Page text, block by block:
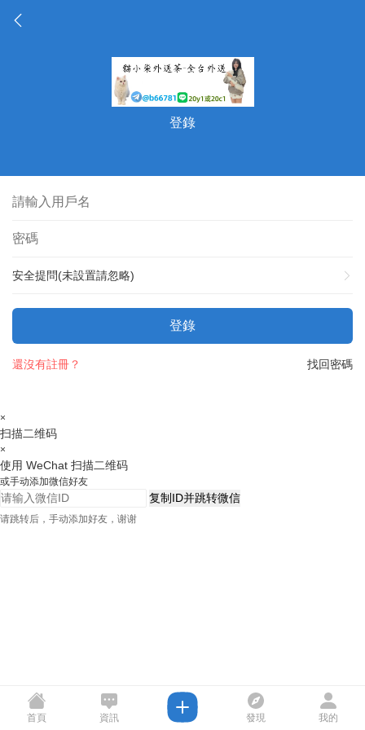
登錄
安全提問(未設置請忽略)
登錄
找回密碼
還沒有註冊？
×
扫描二维码
×
使用 WeChat 扫描二维码
或手动添加微信好友
复制ID并跳转微信
请跳转后，手动添加好友，谢谢
首頁 資訊 發現 我的